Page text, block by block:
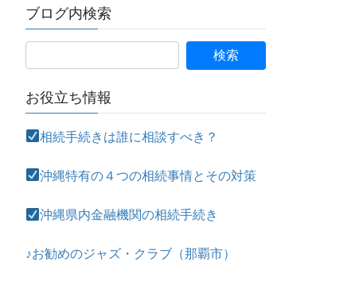
ブログ内検索
お役立ち情報
相続手続きは誰に相談すべき？
沖縄特有の４つの相続事情とその対策
沖縄県内金融機関の相続手続き
♪お勧めのジャズ・クラブ（那覇市）